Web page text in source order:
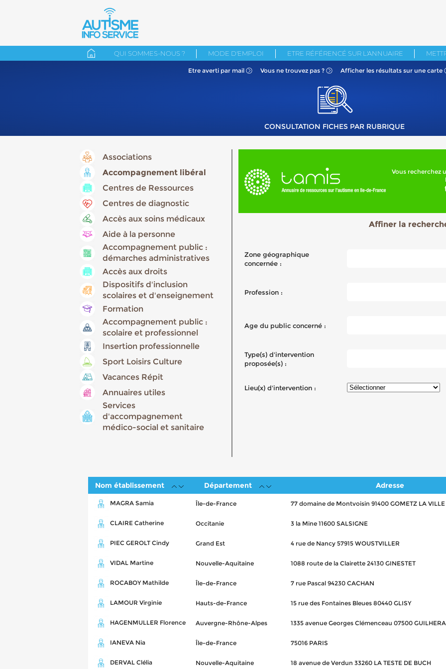
QUI SOMMES-NOUS ? MODE D'EMPLOI ETRE RÉFÉRENCÉ SUR L'ANNUAIRE
Etre averti par mail Vous ne trouvez pas ? Afficher les résultats sur une carte
CONSULTATION FICHES PAR RUBRIQUE
Associations
Accompagnement libéral
Centres de Ressources
Centres de diagnostic
Accès aux soins médicaux
Aide à la personne
Accompagnement public :
démarches administratives
Accès aux droits
Dispositifs d'inclusion
scolaires et d'enseignement
Formation
Accompagnement public :
scolaire et professionnel
Insertion professionnelle
Sport Loisirs Culture
Vacances Répit
Annuaires utiles
Services
d'accompagnement
médico-social et sanitaire
Vous recherchez
Affiner la
Zone géographique
concernée :
Profession :
Age du public concerné :
Type(s) d'intervention
proposée(s) :
Lieu(x) d'intervention :
Nom établissement Département Adresse
MAGRA Samia Île-de-France 77 domaine de Montvoisin 91400 GOMETZ LA VILLE
CLAIRE Catherine Occitanie 3 la Mine 11600 SALSIGNE
PIEC GEROLT Cindy Grand Est 4 rue de Nancy 57915 WOUSTVILLER
VIDAL Martine Nouvelle-Aquitaine 1088 route de la Clairette 24130 GINESTET
ROCABOY Mathilde Île-de-France 7 rue Pascal 94230 CACHAN
LAMOUR Virginie Hauts-de-France 15 rue des Fontaines Bleues 80440 GLISY
HAGENMULLER Florence Auvergne-Rhône-Alpes 1335 avenue Georges Clémenceau 07500
IANEVA Nia Île-de-France 75016 PARIS
DERVAL Clélia Nouvelle-Aquitaine 18 avenue de Verdun 33260 LA TESTE DE BUCH